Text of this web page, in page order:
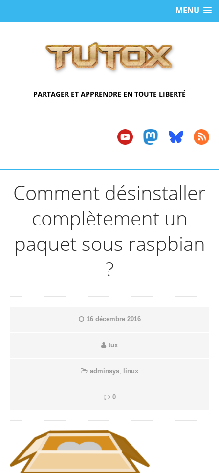
MENU
PARTAGER ET APPRENDRE EN TOUTE LIBERTÉ
Comment désinstaller
complètement un
paquet sous raspbian
?
16 décembre 2016
tux
adminsys linux
0